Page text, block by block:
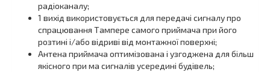
радіоканалу;
1 вихід використовується для передачі сигналу про
спрацювання Тампере самого приймача при його
розтині і/або відриві від монтажної поверхні;
Антена приймача оптимізована і узгоджена для більш
якісного при ма сигналів усередині будівель;